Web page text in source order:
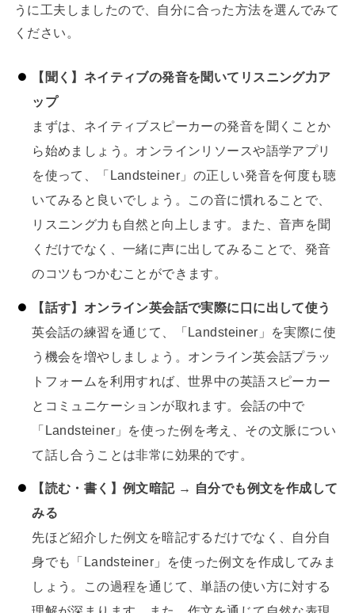
うに工夫しましたので、自分に合った方法を選んでみて
ください。
【聞く】ネイティブの発音を聞いてリスニング力ア
ップ
まずは、ネイティブスピーカーの発音を聞くことか
ら始めましょう。オンラインリソースや語学アプリ
を使って、「Landsteiner」の正しい発音を何度も聴
いてみると良いでしょう。この音に慣れることで、
リスニング力も自然と向上します。また、音声を聞
くだけでなく、一緒に声に出してみることで、発音
のコツもつかむことができます。
【話す】オンライン英会話で実際に口に出して使う
英会話の練習を通じて、「Landsteiner」を実際に使
う機会を増やしましょう。オンライン英会話プラッ
トフォームを利用すれば、世界中の英語スピーカー
とコミュニケーションが取れます。会話の中で
「Landsteiner」を使った例を考え、その文脈につい
て話し合うことは非常に効果的です。
【読む・書く】例文暗記 → 自分でも例文を作成して
みる
先ほど紹介した例文を暗記するだけでなく、自分自
身でも「Landsteiner」を使った例文を作成してみま
しょう。この過程を通じて、単語の使い方に対する